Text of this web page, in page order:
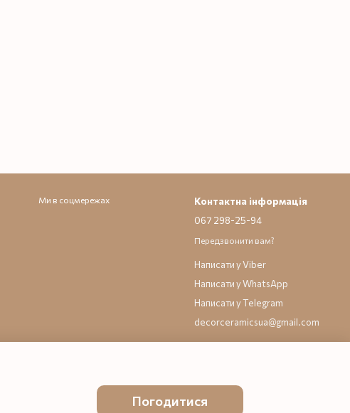
Ми в соцмережах Контактна інформація
067 298-25-94
Передзвонити вам?
Написати у Viber
Написати у WhatsApp
Написати у Telegram
decorceramicsua@gmail.com
Погодитися